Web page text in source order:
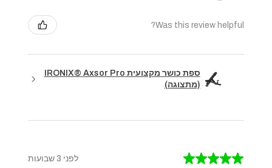
Was this review helpful?
ספת כושר מקצועית IRONIX® Axsor Pro
(מתצוגה)
★
★
★
★
★ לפני 3 שבועות